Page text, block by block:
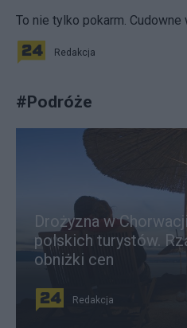
To nie tylko pokarm.
Redakcja
#Podróże
Drożyzna w
polskich turystów.
obniżki cen
Redakcja